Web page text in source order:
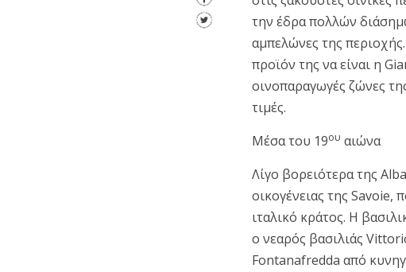
την έδρα πολλών
αμπελώνες της
προϊόν της να είναι η
οινοπαραγωγές ζώνες
τιμές.
Μέσα του 19ου αιώνα
Λίγο βορειότερα της
οικογένειας της Savoie,
ιταλικό κράτος. Η
ο νεαρός βασιλιάς
Fontanafredda από